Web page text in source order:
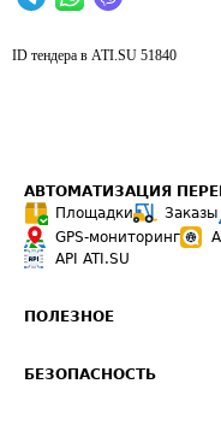
ID тендера в ATI.SU 51840
АВТОМАТИЗАЦИЯ
Площадки
Заказы
GPS-мониторинг
API ATI.SU
ПОЛЕЗНОЕ
БЕЗОПАСНОСТЬ